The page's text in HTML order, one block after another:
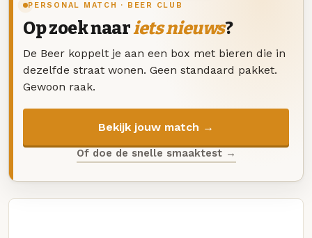
PERSONAL MATCH · BEER CLUB
Op zoek naariets nieuws?
De Beer koppelt je aan een box met bieren die in
dezelfde straat wonen. Geen standaard pakket.
Gewoon raak.
Bekijk jouw match →
Of doe de snelle smaaktest →